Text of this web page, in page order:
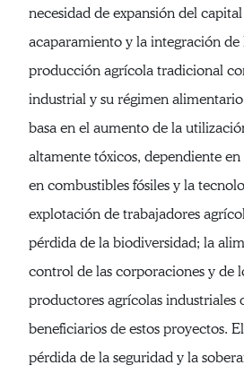
necesidad de expansión del
acaparamiento y la integración de
producción agrícola tradicional
industrial y su régimen
basa en el aumento de la
altamente tóxicos, dependiente en
en combustibles fósiles y la
explotación de trabajadores
pérdida de la biodiversidad; la
control de las corporaciones y de
productores agrícolas industriales
beneficiarios de estos proyectos.
pérdida de la seguridad y la